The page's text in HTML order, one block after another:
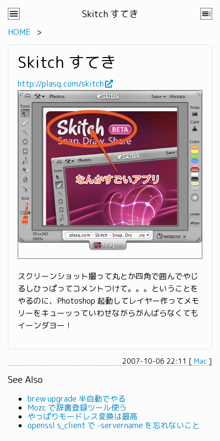
Skitch すてき
HOME
Skitch すてき
http://plasq.com/skitch
スクリーンショット撮って丸とか四角で囲んでやじ
るしひっぱってコメントつけて。。。ということを
やるのに、Photoshop 起動してレイヤー作ってメモ
リーをキューッっていわせながらがんばらなくても
イーンダヨー！
2007-10-06 22:11 [ Mac ]
See Also
brew upgrade 半自動でやる
Mozc で辞書登録ツール使う
やっぱりモードレス変換は最高
openssl s_client で -servername を忘れないこと